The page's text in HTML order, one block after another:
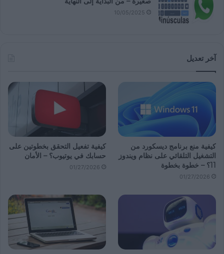
10/05/2025
آخر تعديل
كيفية منع برنامج ديسكورد من
التشغيل التلقائي على نظام ويندوز
11؟ – خطوة بخطوة
01/27/2026
كيفية تفعيل التحقق بخطوتين على
حسابك في يوتيوب؟ – الأمان
01/27/2026